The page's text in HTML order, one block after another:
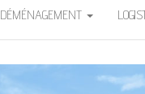
DÉMÉNAGEMENT